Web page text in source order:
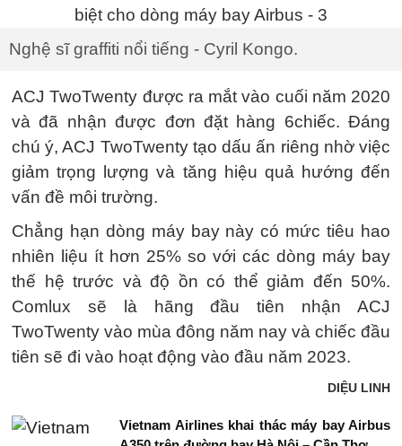
Nghệ sĩ graffiti nổi tiếng - Cyril Kongo.
ACJ TwoTwenty được ra mắt vào cuối năm 2020
và đã nhận được đơn đặt hàng 6chiếc. Đáng
chú ý, ACJ TwoTwenty tạo dấu ấn riêng nhờ việc
giảm trọng lượng và tăng hiệu quả hướng đến
vấn đề môi trường.
Chẳng hạn dòng máy bay này có mức tiêu hao
nhiên liệu ít hơn 25% so với các dòng máy bay
thế hệ trước và độ ồn có thể giảm đến 50%.
Comlux sẽ là hãng đầu tiên nhận ACJ
TwoTwenty vào mùa đông năm nay và chiếc đầu
tiên sẽ đi vào hoạt động vào đầu năm 2023.
DIỆU LINH
Vietnam Airlines khai thác máy bay Airbus